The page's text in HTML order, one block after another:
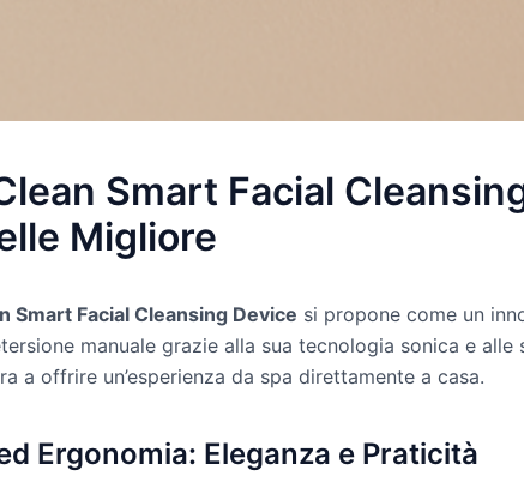
Smart Facial
Migliore
Smart Facial Cleansing Device si propone come un
manuale grazie alla sua tecnologia sonica e
a offrire un’esperienza da spa direttamente a casa.
Ergonomia: Eleganza e Praticità